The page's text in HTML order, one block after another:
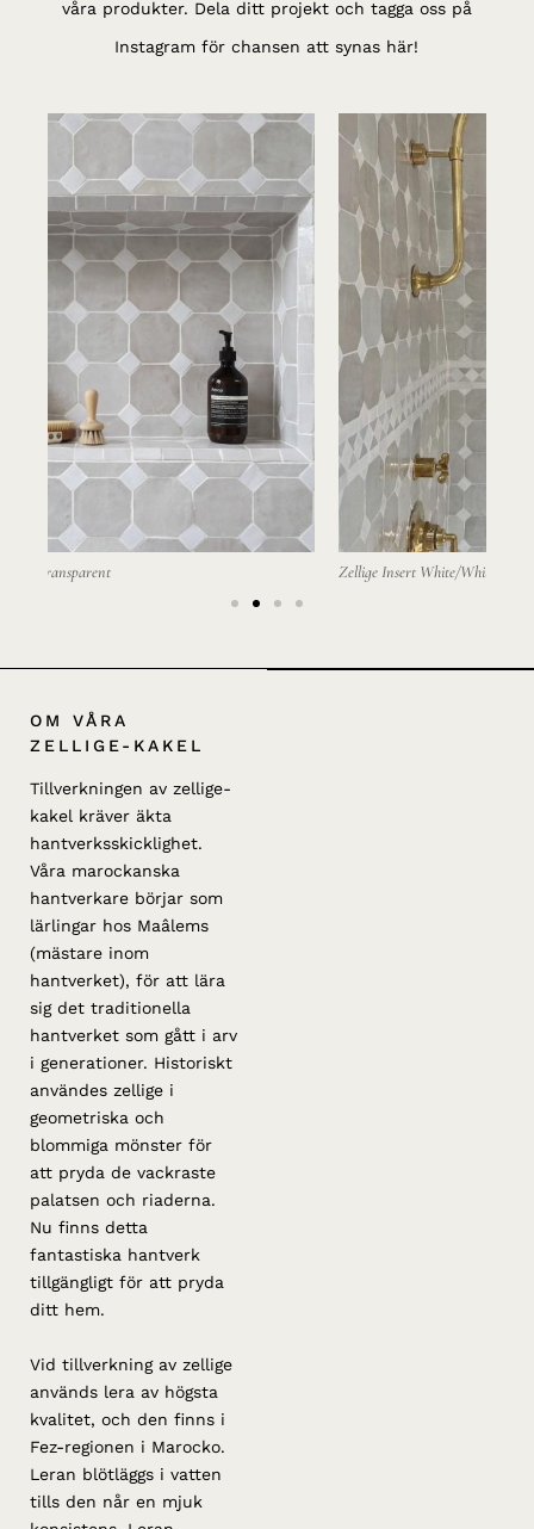
våra produkter. Dela ditt projekt och tagga oss på
Instagram för chansen att synas här!
Zellige Insert White/White Transparent
OM VÅRA
ZELLIGE-KAKEL
Tillverkningen av zellige-
kakel kräver äkta
hantverksskicklighet.
Våra marockanska
hantverkare börjar som
lärlingar hos Maâlems
(mästare inom
hantverket), för att lära
sig det traditionella
hantverket som gått i arv
i generationer. Historiskt
användes zellige i
geometriska och
blommiga mönster för
att pryda de vackraste
palatsen och riaderna.
Nu finns detta
fantastiska hantverk
tillgängligt för att pryda
ditt hem.
Vid tillverkning av zellige
används lera av högsta
kvalitet, och den finns i
Fez-regionen i Marocko.
Leran blötläggs i vatten
tills den når en mjuk